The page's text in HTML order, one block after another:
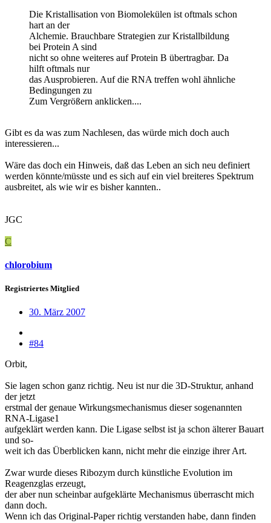
Die Kristallisation von Biomolekülen ist oftmals schon
hart an der
Alchemie. Brauchbare Strategien zur Kristallbildung
bei Protein A sind
nicht so ohne weiteres auf Protein B übertragbar. Da
hilft oftmals nur
das Ausprobieren. Auf die RNA treffen wohl ähnliche
Bedingungen zu
Zum Vergrößern anklicken....
Gibt es da was zum Nachlesen, das würde mich doch auch
interessieren...
Wäre das doch ein Hinweis, daß das Leben an sich neu definiert
werden könnte/müsste und es sich auf ein viel breiteres Spektrum
ausbreitet, als wie wir es bisher kannten..
JGC
C
chlorobium
Registriertes Mitglied
30. März 2007
#84
Orbit,
Sie lagen schon ganz richtig. Neu ist nur die 3D-Struktur, anhand
der jetzt
erstmal der genaue Wirkungsmechanismus dieser sogenannten
RNA-Ligase1
aufgeklärt werden kann. Die Ligase selbst ist ja schon älterer Bauart
und so-
weit ich das Überblicken kann, nicht mehr die einzige ihrer Art.
Zwar wurde dieses Ribozym durch künstliche Evolution im
Reagenzglas erzeugt,
der aber nun scheinbar aufgeklärte Mechanismus überrascht mich
dann doch.
Wenn ich das Original-Paper richtig verstanden habe, dann finden